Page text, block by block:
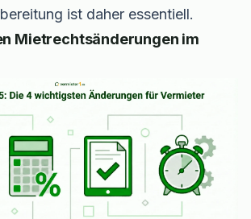
ist daher essentiell.
Mietrechtsänderungen im